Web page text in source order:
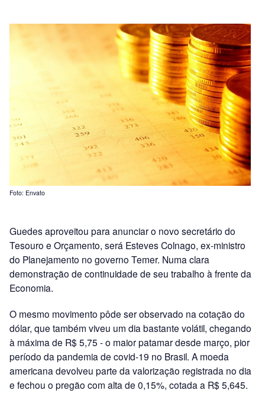
Foto: Envato
Guedes aproveitou para anunciar o novo secretário do
Tesouro e Orçamento, será Esteves Colnago, ex-ministro
do Planejamento no governo Temer. Numa clara
demonstração de continuidade de seu trabalho à frente da
Economia.
O mesmo movimento pôde ser observado na cotação do
dólar, que também viveu um dia bastante volátil, chegando
à máxima de R$ 5,75 - o maior patamar desde março, pior
período da pandemia de covid-19 no Brasil. A moeda
americana devolveu parte da valorização registrada no dia
e fechou o pregão com alta de 0,15%, cotada a R$ 5,645.